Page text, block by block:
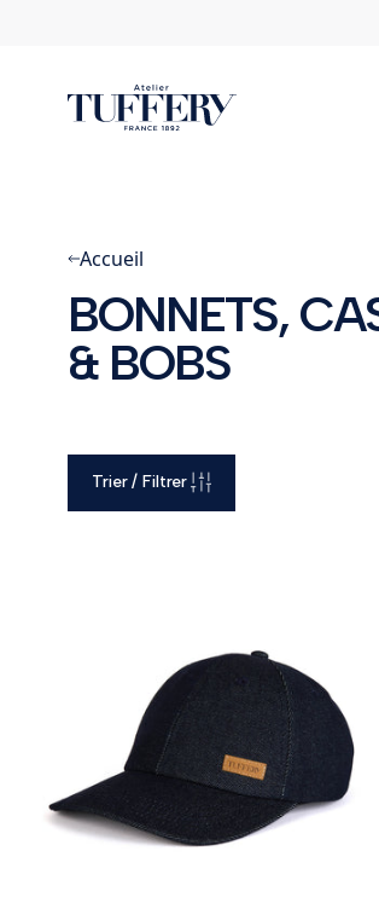
Accueil
BONNETS,
& BOBS
Trier / Filtrer